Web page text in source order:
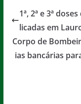
e
b
o
o
er
1ª, 2ª e 3ª
licadas em
Corpo de
ias bancárias